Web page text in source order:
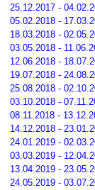
25.12.2017 -
05.02.2018 -
18.03.2018 -
03.05.2018 -
12.06.2018 -
19.07.2018 -
25.08.2018 -
03.10.2018 -
08.11.2018 -
14.12.2018 -
24.01.2019 -
03.03.2019 -
13.04.2019 -
24.05.2019 -